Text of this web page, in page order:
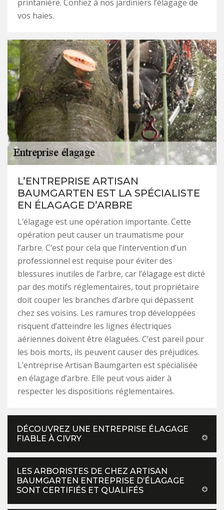
printanière. Confiez à nos jardiniers l’élagage de
vos haies.
L’ENTREPRISE ARTISAN
BAUMGARTEN EST LA SPÉCIALISTE
EN ÉLAGAGE D’ARBRE
L’élagage est une opération importante. Cette
opération peut causer un traumatisme pour
l’arbre. C’est pour cela que l’intervention d’un
professionnel est requise pour éviter des
blessures inutiles de l’arbre, car l’élagage est dicté
par des motifs réglementaires, tout propriétaire
doit couper les branches d’arbre qui dépassent
chez ses voisins. Les ramures trop développées
risquent d’atteindre les lignes électriques
aériennes doivent être élaguées. C’est pareil pour
les bois morts, ils peuvent causer des préjudices.
L’entreprise Artisan Baumgarten est spécialisée
en élagage d’arbre. Elle peut vous aider à
respecter les dispositions réglementaires.
DÉCOUVREZ UNE ENTREPRISE ÉLAGAGE
FIABLE À CIVRY
LES ARBORISTES DE CHEZ ARTISAN
BAUMGARTEN ENTREPRISE D’ÉLAGAGE
SONT CERTIFIÉS ET QUALIFÉS